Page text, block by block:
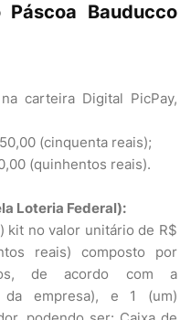
Páscoa Bauducco
carteira Digital PicPay,
(cinquenta reais);
(quinhentos reais).
Loteria Federal):
kit no valor unitário de R$
reais) composto por
de acordo com a
empresa), e 1 (um)